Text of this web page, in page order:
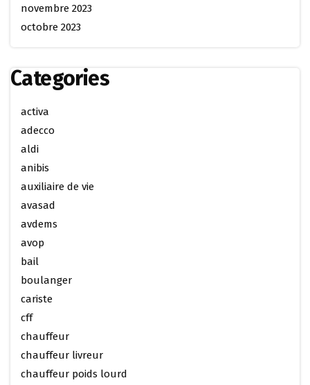
novembre 2023
octobre 2023
Categories
activa
adecco
aldi
anibis
auxiliaire de vie
avasad
avdems
avop
bail
boulanger
cariste
cff
chauffeur
chauffeur livreur
chauffeur poids lourd